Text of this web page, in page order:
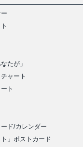
たが」
ャート
ト
ド/カレンダー
ト」ポストカード